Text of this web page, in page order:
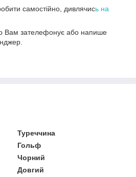
самостійно, дивлячись на
Вам зателефонує або напише
Туреччина
Гольф
Чорний
Довгий